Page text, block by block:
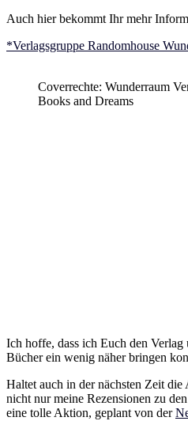
Auch hier bekommt Ihr mehr
*Verlagsgruppe Randomhouse
Coverrechte: Wunderraum
Books and Dreams
Ich hoffe, dass ich Euch den Verlag
Bücher ein wenig näher bringen
Haltet auch in der nächsten Zeit
nicht nur meine Rezensionen zu
eine tolle Aktion, geplant von der